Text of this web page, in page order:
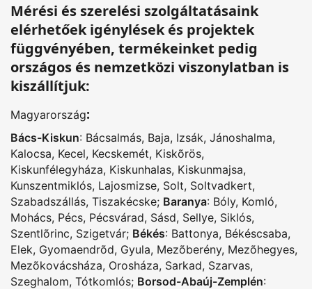
Mérési és szerelési szolgáltatásaink
elérhetőek igénylések és projektek
függvényében, termékeinket pedig
országos és nemzetközi viszonylatban is
kiszállítjuk:
Magyarország:
Bács-Kiskun: Bácsalmás, Baja, Izsák, Jánoshalma,
Kalocsa, Kecel, Kecskemét, Kiskõrös,
Kiskunfélegyháza, Kiskunhalas, Kiskunmajsa,
Kunszentmiklós, Lajosmizse, Solt, Soltvadkert,
Szabadszállás, Tiszakécske; Baranya: Bóly, Komló,
Mohács, Pécs, Pécsvárad, Sásd, Sellye, Siklós,
Szentlõrinc, Szigetvár; Békés: Battonya, Békéscsaba,
Elek, Gyomaendrõd, Gyula, Mezõberény, Mezõhegyes,
Mezõkovácsháza, Orosháza, Sarkad, Szarvas,
Szeghalom, Tótkomlós; Borsod-Abaúj-Zemplén: